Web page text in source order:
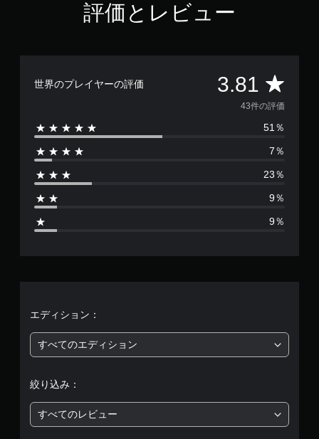
評価とレビュー
世界のプレイヤーの評価 3.81 評
価
数
は
3
価
5
段
43件の評価
51％
7％
23％
9％
9％
エディション：
すべてのエディション
絞り込み：
すべてのレビュー